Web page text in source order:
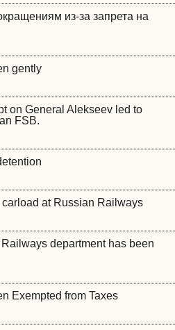
из-за запрета на
gently
on General Alekseev led to
FSB.
at Russian Railways
department has been
Exempted from Taxes